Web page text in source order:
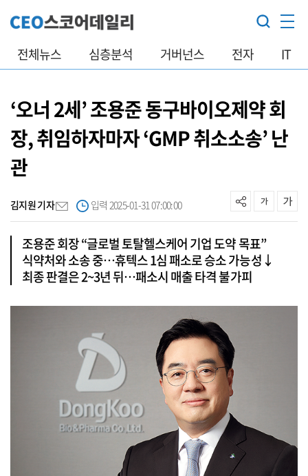
전체뉴스 심층분석 거버넌스 전자 IT
‘오너 2세’ 조용준 동구바이오제약 회
장, 취임하자마자 ‘GMP 취소소송’ 난
관
김지원 기자 입력 2025-01-31 07:00:00
조용준 회장 “글로벌 토탈헬스케어 기업 도약 목표”
식약처와 소송 중…휴텍스 1심 패소로 승소 가능성↓
최종 판결은 2~3년 뒤…패소시 매출 타격 불가피